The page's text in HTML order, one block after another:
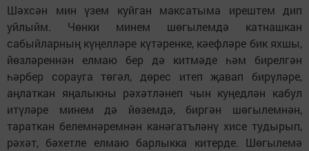
Шәхсән мин үзем куйган максатыма ирештем дип
уйлыйм. Чөнки минем шөгылемдә катнашкан
сабыйларның күңелләре күтәренке, кәефләре бик яхшы,
йөзләреннән елмаю бер дә китмәде һәм бирелгән
һәрбер сорауга төгәл, дөрес итеп җавап бирүләре,
аңлаткан яңалыкны рәхәтләнеп чын куңедлән кабул
итүләре минем дә йөземдә, биргән шөгылемнән,
тараткан белемнәремнән канәгатъләнү хисе тудырып,
рәхәт, бәхетле елмаю барлыкка китерде. Шөгылемә